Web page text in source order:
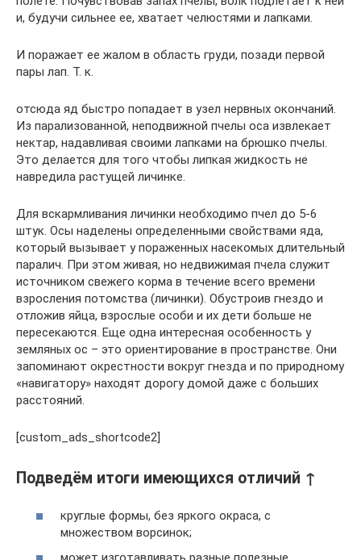
и, будучи сильнее ее, хватает челюстями и лапками.
И поражает ее жалом в область груди, позади первой
пары лап. Т. к.
отсюда яд быстро попадает в узел нервных окончаний.
Из парализованной, неподвижной пчелы оса извлекает
нектар, надавливая своими лапками на брюшко пчелы.
Это делается для того чтобы липкая жидкость не
навредила растущей личинке.
Для вскармливания личинки необходимо пчел до 5-6
штук. Осы наделены определенными свойствами яда,
который вызывает у пораженных насекомых длительный
паралич. При этом живая, но недвижимая пчела служит
источником свежего корма в течение всего времени
взросления потомства (личинки). Обустроив гнездо и
отложив яйца, взрослые особи и их дети больше не
пересекаются. Еще одна интересная особенность у
земляных ос – это ориентирование в пространстве. Они
запоминают окрестности вокруг гнезда и по природному
«навигатору» находят дорогу домой даже с больших
расстояний.
[custom_ads_shortcode2]
Подведём итоги имеющихся отличий ↑
круглые формы, без яркого окраса, с
множеством ворсинок;